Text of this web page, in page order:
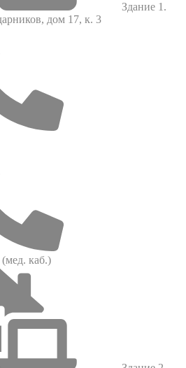
Здание 1.
дом 17, к. 3
(мед. каб.)